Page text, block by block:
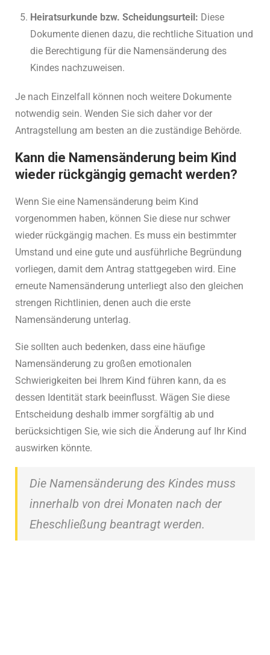
Heiratsurkunde bzw. Scheidungsurteil: Diese
Dokumente dienen dazu, die rechtliche Situation und
die Berechtigung für die Namensänderung des
Kindes nachzuweisen.
Je nach Einzelfall können noch weitere Dokumente
notwendig sein. Wenden Sie sich daher vor der
Antragstellung am besten an die zuständige Behörde.
Kann die Namensänderung beim Kind
wieder rückgängig gemacht werden?
Wenn Sie eine Namensänderung beim Kind
vorgenommen haben, können Sie diese nur schwer
wieder rückgängig machen. Es muss ein bestimmter
Umstand und eine gute und ausführliche Begründung
vorliegen, damit dem Antrag stattgegeben wird. Eine
erneute Namensänderung unterliegt also den gleichen
strengen Richtlinien, denen auch die erste
Namensänderung unterlag.
Sie sollten auch bedenken, dass eine häufige
Namensänderung zu großen emotionalen
Schwierigkeiten bei Ihrem Kind führen kann, da es
dessen Identität stark beeinflusst. Wägen Sie diese
Entscheidung deshalb immer sorgfältig ab und
berücksichtigen Sie, wie sich die Änderung auf Ihr Kind
auswirken könnte.
Die Namensänderung des Kindes muss
innerhalb von drei Monaten nach der
Eheschließung beantragt werden.